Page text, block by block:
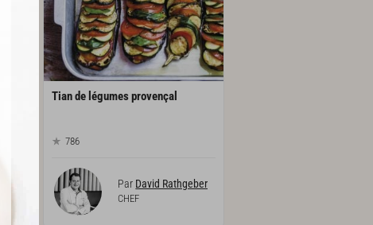
Tiande légumesprovençal
786
Par David Rathgeber
CHEF